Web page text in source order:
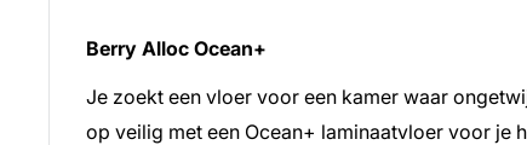
Berry Alloc Ocean+
Je zoekt een vloer voor een kamer waar
op veilig met een Ocean+ laminaatvloer voor je